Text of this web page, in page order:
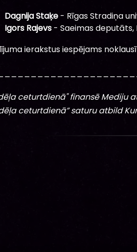
Dagnija Staķe - Rīgas Stradiņa
Igors Rajevs - Saeimas deputāts,
ierakstus iespējams
ceturtdienā" finansē Mediju
ceturtdienā” saturu atbild